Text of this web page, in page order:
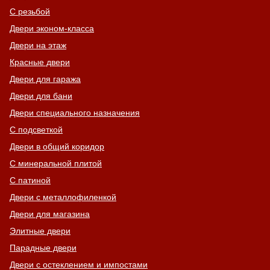
С резьбой
Двери эконом-класса
Двери на этаж
Красные двери
Двери для гаража
Двери для бани
Двери специального назначения
С подсветкой
Двери в общий коридор
С минеральной плитой
С патиной
Двери с металлофиленкой
Двери для магазина
Элитные двери
Парадные двери
Двери с остеклением и импостами